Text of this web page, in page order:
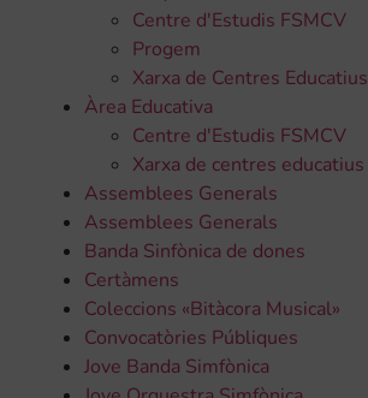
Centre d'Estudis FSMCV
Progem
Xarxa de Centres Educatius
Àrea Educativa
Centre d'Estudis FSMCV
Xarxa de centres educatius
Assemblees Generals
Assemblees Generals
Banda Sinfònica de dones
Certàmens
Coleccions «Bitàcora Musical»
Convocatòries Públiques
Jove Banda Simfònica